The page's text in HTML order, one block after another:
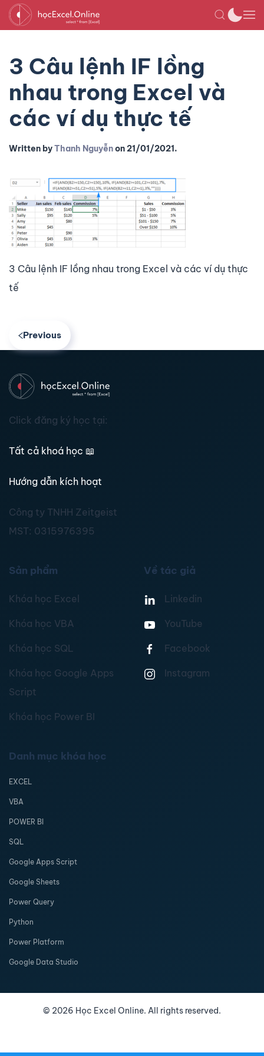
3 Câu lệnh IF lồng
nhau trong Excel và
các ví dụ thực tế
Written byThanh Nguyễnon21/01/2021.
3 Câu lệnh IF lồng nhau trong Excel và các ví dụ thực
tế
Previous
Click đăng ký học tại:
Tất cả khoá học 📖
Hướng dẫn kích hoạt
Công ty TNHH Zeitgeist
MST: 0315976395
Sản phẩm
Khóa học Excel
Khóa học VBA
Khóa học SQL
Khóa học Google Apps
Script
Khóa học Power BI
Về tác giả
Linkedin
YouTube
Facebook
Instagram
Danh mục khóa học
EXCEL
VBA
POWER BI
SQL
Google Apps Script
Google Sheets
Power Query
Python
Power Platform
Google Data Studio
© 2026 Học Excel Online. All rights reserved.